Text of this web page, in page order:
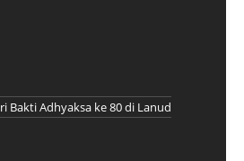
Bakti Adhyaksa ke 80 di Lanud